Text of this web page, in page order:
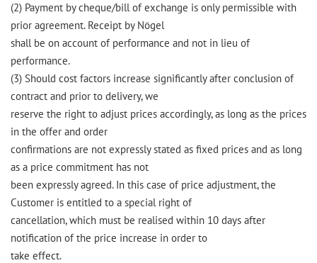
(2) Payment by cheque/bill of exchange is only permissible with
prior agreement. Receipt by Nögel
shall be on account of performance and not in lieu of
performance.
(3) Should cost factors increase significantly after conclusion of
contract and prior to delivery, we
reserve the right to adjust prices accordingly, as long as the prices
in the offer and order
confirmations are not expressly stated as fixed prices and as long
as a price commitment has not
been expressly agreed. In this case of price adjustment, the
Customer is entitled to a special right of
cancellation, which must be realised within 10 days after
notification of the price increase in order to
take effect.